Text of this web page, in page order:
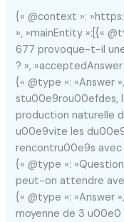
{« @context »:
», »mainEntity »:[{«
677 provoque-t-il
? », »acceptedAnswer
{« @type »: »Answer
stu00e9rou00efdes,
production naturelle
u00e9vite les
rencontru00e9s avec
{« @type »:
peut-on attendre
{« @type »: »Answer
moyenne de 3 u00e0